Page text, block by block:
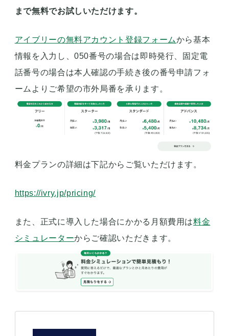
まで無料でお試しいただけます。
アイブリーの無料アカウント登録フォームから基本
情報を入力し、050番号の場合は即時発行、固定電
話番号の場合は本人確認の手続き後の番号申請フォ
ームよりご希望の市外局番を承ります。
料金プランの詳細は下記からご覧いただけます。
https://ivry.jp/pricing/
また、正式に導入した場合にかかる月額費用は料金
シミュレーターからご確認いただきます。